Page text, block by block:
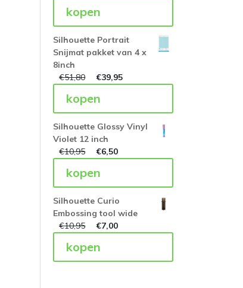
kopen
Silhouette Portrait
Snijmat pakket van 4 x
8inch
€51,80 €39,95
kopen
Silhouette Glossy Vinyl
Violet 12 inch
€10,95 €6,50
kopen
Silhouette Curio
Embossing tool wide
€10,95 €7,00
kopen